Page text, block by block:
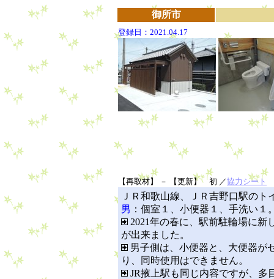
御所市
登録日：2021.04.17
【再取材】 － 【更新】 初 ／協力シート
ＪＲ和歌山線、ＪＲ吉野口駅のト
男 ：個室１、小便器１、手洗い１
2021年の春に、駅前駐輪場に新
が出来ました。
男子側は、小便器と、大便器が
り、同時使用はできません。
JR掖上駅も同じ内容ですが、多